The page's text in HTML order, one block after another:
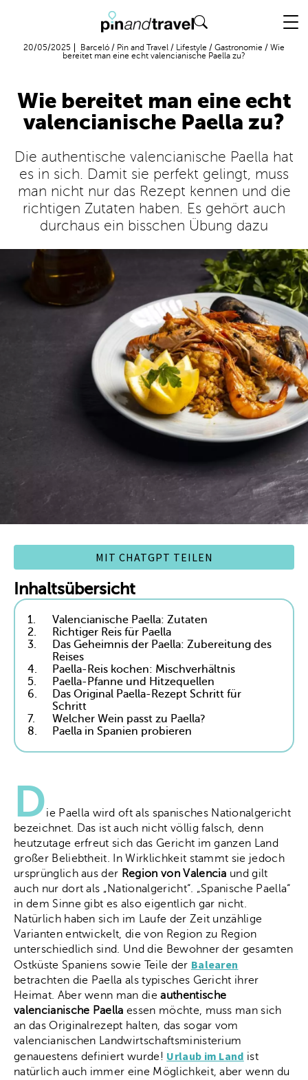
20/05/2025 Barceló / Pin and Travel / Lifestyle / Gastronomie / Wie
bereitet man eine echt valencianische Paella zu?
Wie bereitet man eine echt
valencianische Paella zu?
Die authentische valencianische Paella hat
es in sich. Damit sie perfekt gelingt, muss
man nicht nur das Rezept kennen und die
richtigen Zutaten haben. Es gehört auch
durchaus ein bisschen Übung dazu
MIT CHATGPT TEILEN
Inhaltsübersicht
1.
Valencianische Paella: Zutaten
2.
Richtiger Reis für Paella
3.
Das Geheimnis der Paella: Zubereitung des
Reises
4.
Paella-Reis kochen: Mischverhältnis
5.
Paella-Pfanne und Hitzequellen
6.
Das Original Paella-Rezept Schritt für
Schritt
7.
Welcher Wein passt zu Paella?
8.
Paella in Spanien probieren
Die Paella wird oft als spanisches Nationalgericht
bezeichnet. Das ist auch nicht völlig falsch, denn
heutzutage erfreut sich das Gericht im ganzen Land
großer Beliebtheit. In Wirklichkeit stammt sie jedoch
ursprünglich aus der Region von Valencia und gilt
auch nur dort als „Nationalgericht“. „Spanische Paella“
in dem Sinne gibt es also eigentlich gar nicht.
Natürlich haben sich im Laufe der Zeit unzählige
Varianten entwickelt, die von Region zu Region
unterschiedlich sind. Und die Bewohner der gesamten
Ostküste Spaniens sowie Teile der Balearen
betrachten die Paella als typisches Gericht ihrer
Heimat. Aber wenn man dieauthentische
valencianische Paella essen möchte, muss man sich
an das Originalrezept halten, das sogar vom
valencianischen Landwirtschaftsministerium
genauestens definiert wurde! Urlaub im Land ist
natürlich auch immer eine Möglichkeit, aber wenn du